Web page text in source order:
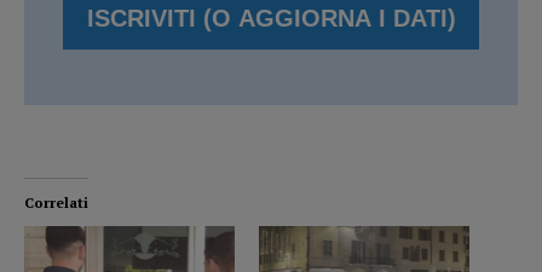
Correlati